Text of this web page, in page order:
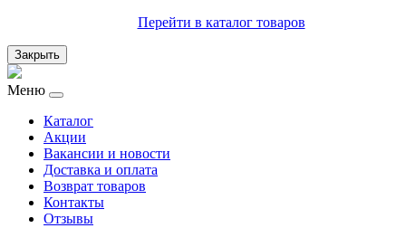
Перейти в каталог товаров
Закрыть
Меню
Каталог
Акции
Вакансии и новости
Доставка и оплата
Возврат товаров
Контакты
Отзывы